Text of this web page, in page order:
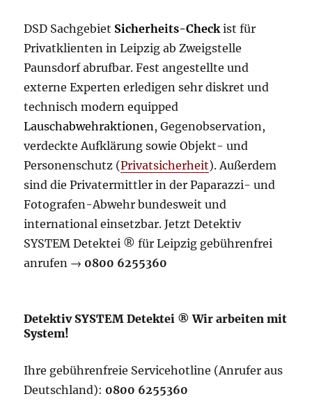
DSD Sachgebiet Sicherheits-Check ist für
Privatklienten in Leipzig ab Zweigstelle
Paunsdorf abrufbar. Fest angestellte und
externe Experten erledigen sehr diskret und
technisch modern equipped
Lauschabwehraktionen , Gegenobservation,
verdeckte Aufklärung sowie Objekt- und
Personenschutz (Privatsicherheit). Außerdem
sind die Privatermittler in der Paparazzi- und
Fotografen-Abwehr bundesweit und
international einsetzbar. Jetzt Detektiv
SYSTEM Detektei ® für Leipzig gebührenfrei
anrufen → 0800 6255360
Detektiv SYSTEM Detektei ® Wir arbeiten mit
System!
Ihre gebührenfreie Servicehotline (Anrufer aus
Deutschland): 0800 6255360